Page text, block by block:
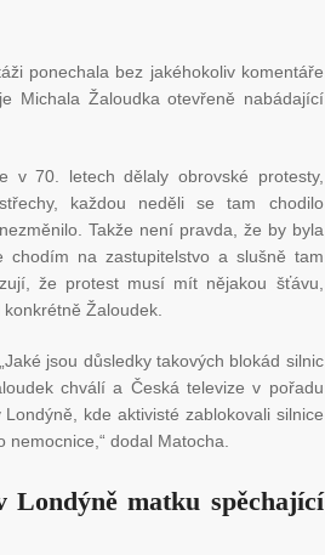
ponechala bez jakéhokoliv komentáře
Michala Žaloudka otevřeně nabádající
v 70. letech dělaly obrovské protesty,
každou neděli se tam chodilo
Takže není pravda, že by byla
chodím na zastupitelstvo a slušně tam
že protest musí mít nějakou šťávu,
Žaloudek.
jsou důsledky takových blokád silnic
chválí a Česká televize v pořadu
kde aktivisté zablokovali silnice
dodal Matocha.
matku spěchající